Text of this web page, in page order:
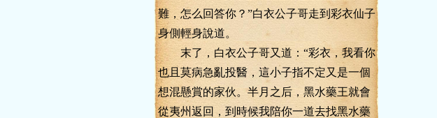
難，怎么回答你？”白衣公子哥走到彩衣仙子
身側輕身說道。
末了，白衣公子哥又道：“彩衣，我看你
也且莫病急亂投醫，這小子指不定又是一個
想混懸賞的家伙。半月之后，黑水藥王就會
從夷州返回，到時候我陪你一道去找黑水藥